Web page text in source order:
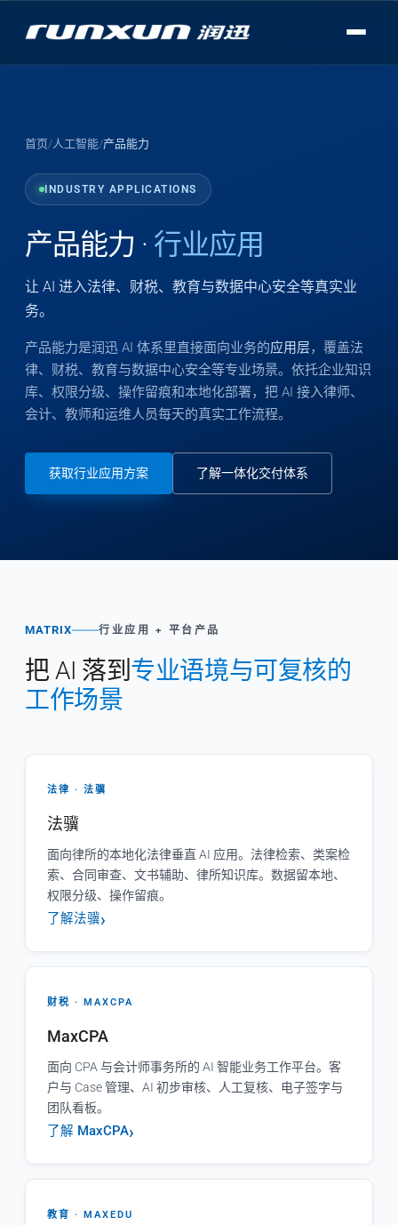
首页/人工智能/产品能力
INDUSTRY APPLICATIONS
产品能力 · 行业应用
让 AI 进入法律、财税、教育与数据中心安全等真实业
务。
产品能力是润迅 AI 体系里直接面向业务的应用层，覆盖法
律、财税、教育与数据中心安全等专业场景。依托企业知识
库、权限分级、操作留痕和本地化部署，把 AI 接入律师、
会计、教师和运维人员每天的真实工作流程。
获取行业应用方案 了解一体化交付体系
MATRIX 行业应用 + 平台产品
把 AI 落到专业语境与可复核的
工作场景
法律 · 法骥
法骥
面向律所的本地化法律垂直 AI 应用。法律检索、类案检
索、合同审查、文书辅助、律所知识库。数据留本地、
权限分级、操作留痕。
了解法骥
财税 · MAXCPA
MaxCPA
面向 CPA 与会计师事务所的 AI 智能业务工作平台。客
户与 Case 管理、AI 初步审核、人工复核、电子签字与
团队看板。
了解 MaxCPA
教育 · MAXEDU